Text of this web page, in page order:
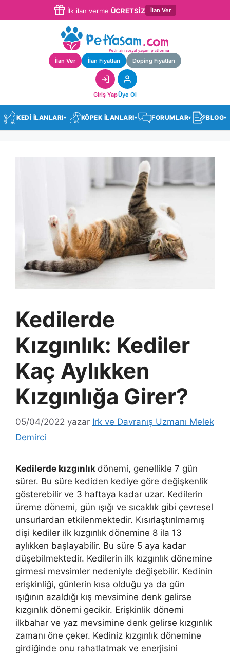
İlk ilan verme ÜCRETSİZ İlan Ver
İlan Ver İlan Fiyatları Doping Fiyatları
Giriş YapÜye Ol
KEDİ İLANLARI▾ KÖPEK İLANLARI▾ FORUMLAR▾ BLOG▾
Kedilerde
Kızgınlık: Kediler
Kaç Aylıkken
Kızgınlığa Girer?
05/04/2022 yazar Irk ve Davranış Uzmanı Melek
Demirci
Kedilerde kızgınlık dönemi, genellikle 7 gün
sürer. Bu süre kediden kediye göre değişkenlik
gösterebilir ve 3 haftaya kadar uzar. Kedilerin
üreme dönemi, gün ışığı ve sıcaklık gibi çevresel
unsurlardan etkilenmektedir. Kısırlaştırılmamış
dişi kediler ilk kızgınlık dönemine 8 ila 13
aylıkken başlayabilir. Bu süre 5 aya kadar
düşebilmektedir. Kedilerin ilk kızgınlık dönemine
girmesi mevsimler nedeniyle değişebilir. Kedinin
erişkinliği, günlerin kısa olduğu ya da gün
ışığının azaldığı kış mevsimine denk gelirse
kızgınlık dönemi gecikir. Erişkinlik dönemi
ilkbahar ve yaz mevsimine denk gelirse kızgınlık
zamanı öne çeker. Kediniz kızgınlık dönemine
girdiğinde onu rahatlatmak ve enerjisini